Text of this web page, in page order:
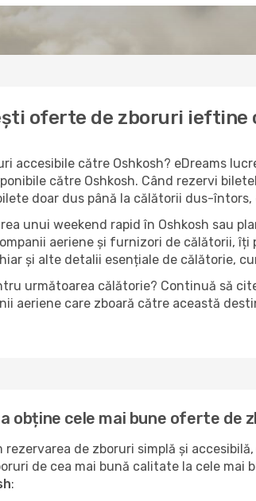
oferte de zboruri ieftine
accesibile către Oshkosh? eDreams
către Oshkosh. Când rezervi
doar dus până la călătorii dus-
unui weekend rapid în Oshkosh sau
aeriene și furnizori de călătorii,
și alte detalii esențiale de călătorie,
următoarea călătorie? Continuă să
aeriene care zboară către această
obține cele mai bune oferte de
rezervarea de zboruri simplă și
de cea mai bună calitate la cele mai
: